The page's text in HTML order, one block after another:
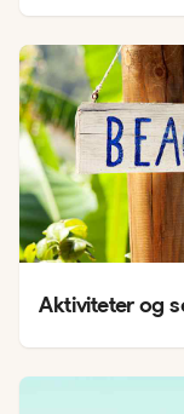
Aktiviteter og